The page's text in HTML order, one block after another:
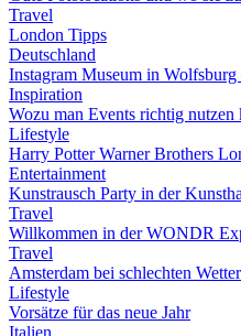
Travel
London Tipps
Deutschland
Instagram Museum in Wolfsburg
Inspiration
Wozu man Events richtig nutzen
Lifestyle
Harry Potter Warner Brothers
Entertainment
Kunstrausch Party in der
Travel
Willkommen in der WONDR
Travel
Amsterdam bei schlechten Wetter
Lifestyle
Vorsätze für das neue Jahr
Italien